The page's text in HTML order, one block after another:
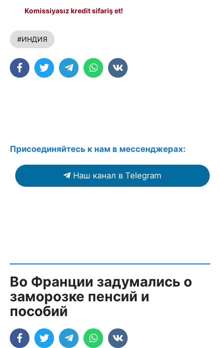
Komissiyasız kredit sifariş et!
#ИНДИЯ
Присоединяйтесь к нам в мессенджерах:
Наш канал в Telegram
Во Франции задумались о
заморозке пенсий и
пособий